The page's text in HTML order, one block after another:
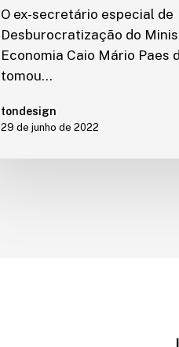
O ex-secretário especial de
Desburocratização do
Economia Caio Mário Paes
tomou…
tondesign
29 de junho de 2022